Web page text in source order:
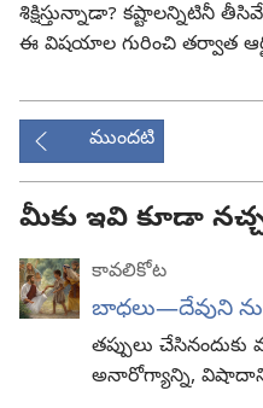
శిక్షిస్తున్నాడా? కష్టాలన్నిటినీ
ఈ విషయాల గురించి తర్వాత
ముందటి
మీకు ఇవి కూడా
కావలికోట
బాధలు—దేవుని
తప్పులు చేసినందుకు
అనారోగ్యాన్ని,